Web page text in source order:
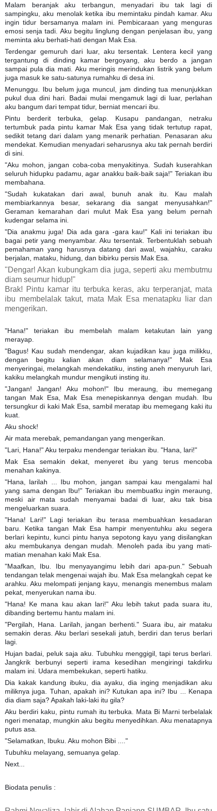
Malam beranjak aku terbangun, menyadari ibu tak lagi di
sampingku, aku menolak ketika ibu memintaku pindah kamar. Aku
ingin tidur bersamanya malam ini. Pembicaraan yang menguras
emosi senja tadi. Aku begitu linglung dengan penjelasan ibu, yang
meminta aku berhati-hati dengan Mak Esa.
Terdengar gemuruh dari luar, aku tersentak. Lentera kecil yang
tergantung di dinding kamar bergoyang, aku berdo a jangan
sampai pula dia mati. Aku meringis merindukan listrik yang belum
juga masuk ke satu-satunya rumahku di desa ini.
Menunggu. Ibu belum juga muncul, jam dinding tua menunjukkan
pukul dua dini hari. Badai mulai mengamuk lagi di luar, perlahan
aku bangum dari tempat tidur, berniat mencari ibu.
Pintu berderit terbuka, gelap. Kusapu pandangan, netraku
tertumbuk pada pintu kamar Mak Esa yang tidak tertutup rapat,
sedikit tetang dari dalam yang menarik perhatian. Penasaran aku
mendekat. Kemudian menyadari seharusnya aku tak pernah berdiri
di sini.
"Aku mohon, jangan coba-coba menyakitinya. Sudah kuserahkan
seluruh hidupku padamu, agar anakku baik-baik saja!" Teriakan ibu
membahana.
"Sudah kukatakan dari awal, bunuh anak itu. Kau malah
membiarkannya besar, sekarang dia sangat menyusahkan!"
Geraman kemarahan dari mulut Mak Esa yang belum pernah
kudengar selama ini.
"Dia anakmu juga! Dia ada gara -gara kau!" Kali ini teriakan ibu
bagai petir yang menyambar. Aku tersentak. Terbentuklah sebuah
pemahaman yang harusnya datang dari awal, wajahku, caraku
berjalan, mataku, hidung, dan bibirku persis Mak Esa.
"Dengar! Akan kubungkam dia juga, seperti aku membutmu
diam seumur hidup!"
Brak! Pintu kamar itu terbuka keras, aku terperanjat, mata
ibu membelalak takut, mata Mak Esa menatapku liar dan
mengerikan.
"Hana!" teriakan ibu membelah malam ketakutan lain yang
merayap.
"Bagus! Kau sudah mendengar, akan kujadikan kau juga milikku,
dengan begitu kalian akan diam selamanya!" Mak Esa
menyeringai, melangkah mendekatiku, insting aneh menyuruh lari,
kakiku melangkah mundur mengikuti insting itu.
"Jangan! Jangan! Aku mohon!" Ibu meraung, ibu memegang
tangan Mak Esa, Mak Esa menepiskannya dengan mudah. Ibu
tersungkur di kaki Mak Esa, sambil meratap ibu memegang kaki itu
kuat.
Aku shock!
Air mata merebak, pemandangan yang mengerikan.
"Lari, Hana!" Aku terpaku mendengar teriakan ibu. "Hana, lari!"
Mak Esa semakin dekat, menyeret ibu yang terus mencoba
menahan kakinya.
"Hana, larilah ... Ibu mohon, jangan sampai kau mengalami hal
yang sama dengan Ibu!" Teriakan ibu membuatku ingin meraung,
meski air mata sudah menyamai badai di luar, aku tak bisa
mengeluarkan suara.
"Hana! Lari!" Lagi teriakan ibu terasa membuahkan kesadaran
baru. Ketika tangan Mak Esa hampir menyentuhku aku segera
berlari kepintu, kunci pintu hanya sepotong kayu yang disilangkan
aku membukanya dengan mudah. Menoleh pada ibu yang mati-
matian menahan kaki Mak Esa.
"Maafkan, Ibu. Ibu menyayangimu lebih dari apa-pun." Sebuah
tendangan telak mengenai wajah ibu. Mak Esa melangkah cepat ke
arahku. Aku melompati jenjang kayu, menangis menembus malam
pekat, menyerukan nama ibu.
"Hana! Ke mana kau akan lari!" Aku lebih takut pada suara itu,
dibanding bertemu hantu malam ini.
"Pergilah, Hana. Larilah, jangan berhenti." Suara ibu, air mataku
semakin deras. Aku berlari sesekali jatuh, berdiri dan terus berlari
lagi.
Hujan badai, peluk saja aku. Tubuhku menggigil, tapi terus berlari.
Jangkrik berbunyi seperti irama kesedihan mengiringi takdirku
malam ini. Udara membekukan, seperti hatiku.
Dia kakak kandung ibuku, dia ayaku, dia inging menjadikan aku
miliknya juga. Tuhan, apakah ini? Kutukan apa ini? Ibu ... Kenapa
dia diam saja? Apakah laki-laki itu gila?
Aku berdiri kaku, pintu rumah itu terbuka. Mata Bi Marni terbelalak
ngeri menatap, mungkin aku begitu menyedihkan. Aku menatapnya
putus asa.
"Selamatkan, Ibuku. Aku mohon Bibi ...."
Tubuhku melayang, semuanya gelap.
Next...
Biodata penulis :